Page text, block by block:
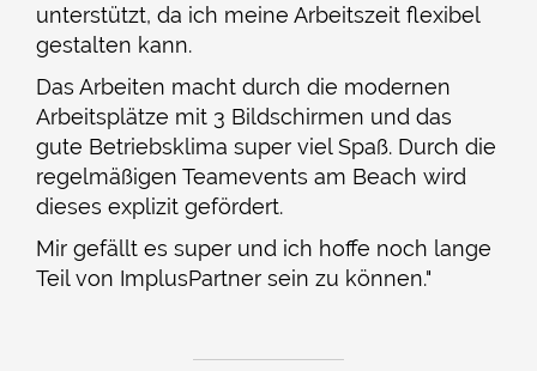
unterstützt, da ich meine Arbeitszeit flexibel
gestalten kann.
Das Arbeiten macht durch die modernen
Arbeitsplätze mit 3 Bildschirmen und das
gute Betriebsklima super viel Spaß. Durch die
regelmäßigen Teamevents am Beach wird
dieses explizit gefördert.
Mir gefällt es super und ich hoffe noch lange
Teil von ImplusPartner sein zu können."